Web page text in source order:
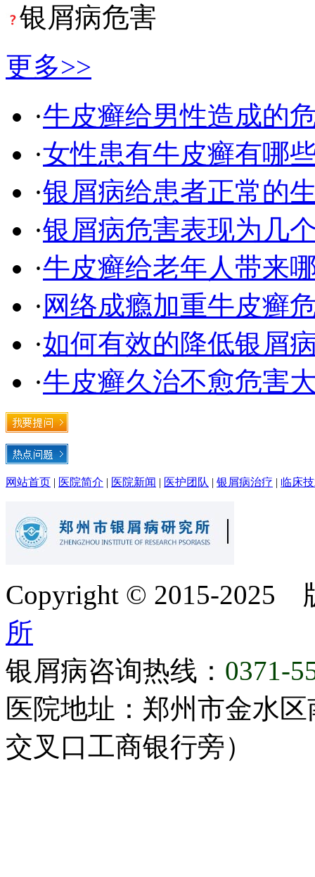
银屑病危害
更多>>
·牛皮癣给男性造成的
·女性患有牛皮癣有哪
·银屑病给患者正常的
·银屑病危害表现为几
·牛皮癣给老年人带来
· 网络成瘾加重牛皮癣
·如何有效的降低银屑
·牛皮癣久治不愈危害
网站首页 医院简介 医院新闻 医护团队 银屑病治疗 临床
Copyright © 2015-2025
所
银屑病咨询热线： 0371-
医院地址：郑州市金水
交叉口工商银行旁）